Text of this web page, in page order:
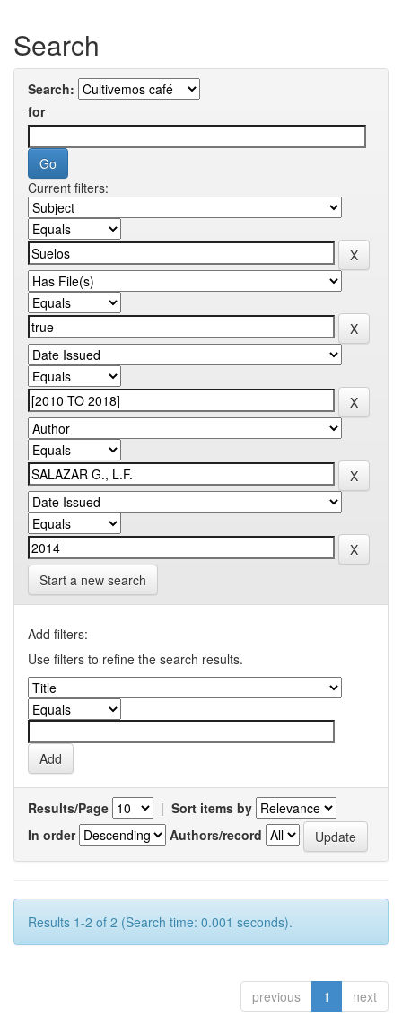
Search
Search:
for
Current filters:
Start a new search
Add filters:
Use filters to refine the search results.
Results/Page | Sort items by
In order
Authors/record
Results 1-2 of 2 (Search time: 0.001 seconds).
previous 1 next